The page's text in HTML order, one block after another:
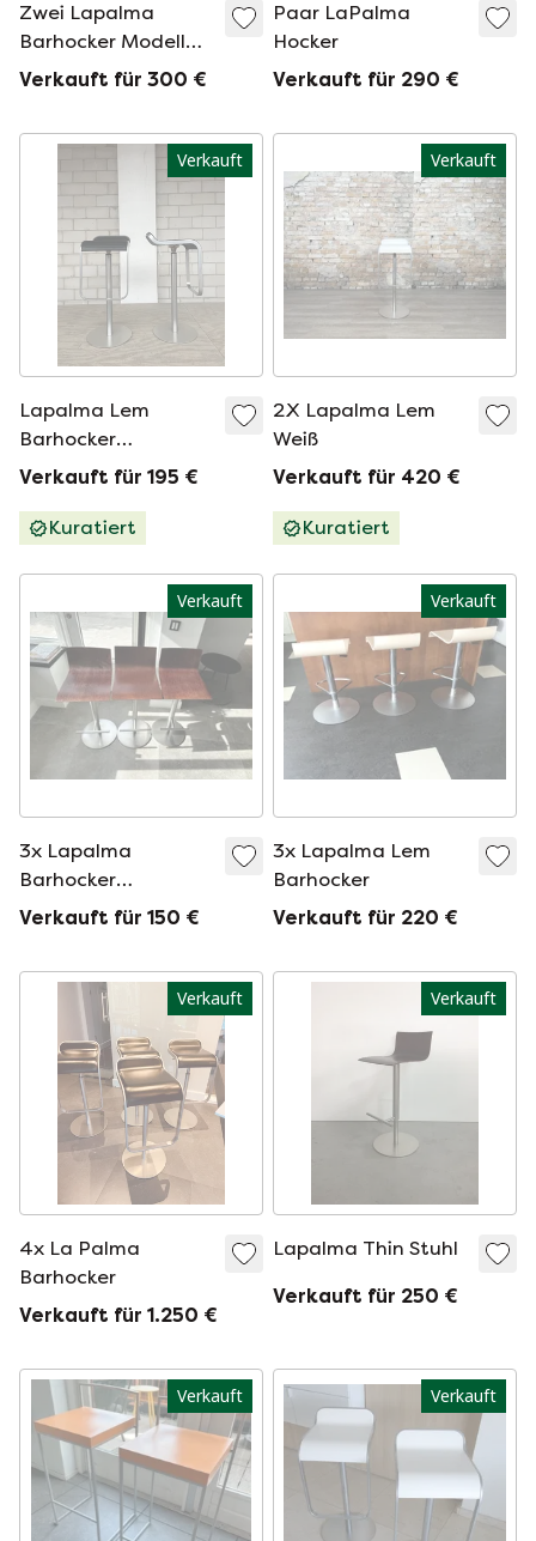
Zwei Lapalma
Barhocker Modell
Kai
Verkauft für 300 €
Paar LaPalma
Hocker
Verkauft für 290 €
Verkauft
Lapalma Lem
Barhocker
(Lagerbestand: 2)
Verkauft für 195 €
Kuratiert
Verkauft
2X Lapalma Lem
Weiß
Verkauft für 420 €
Kuratiert
Verkauft
3x Lapalma
Barhocker
Höhenverstellbar
Verkauft für 150 €
Verkauft
3x Lapalma Lem
Barhocker
Verkauft für 220 €
Verkauft
4x La Palma
Barhocker
Verkauft für 1.250 €
Verkauft
Lapalma Thin Stuhl
Verkauft für 250 €
Verkauft Verkauft